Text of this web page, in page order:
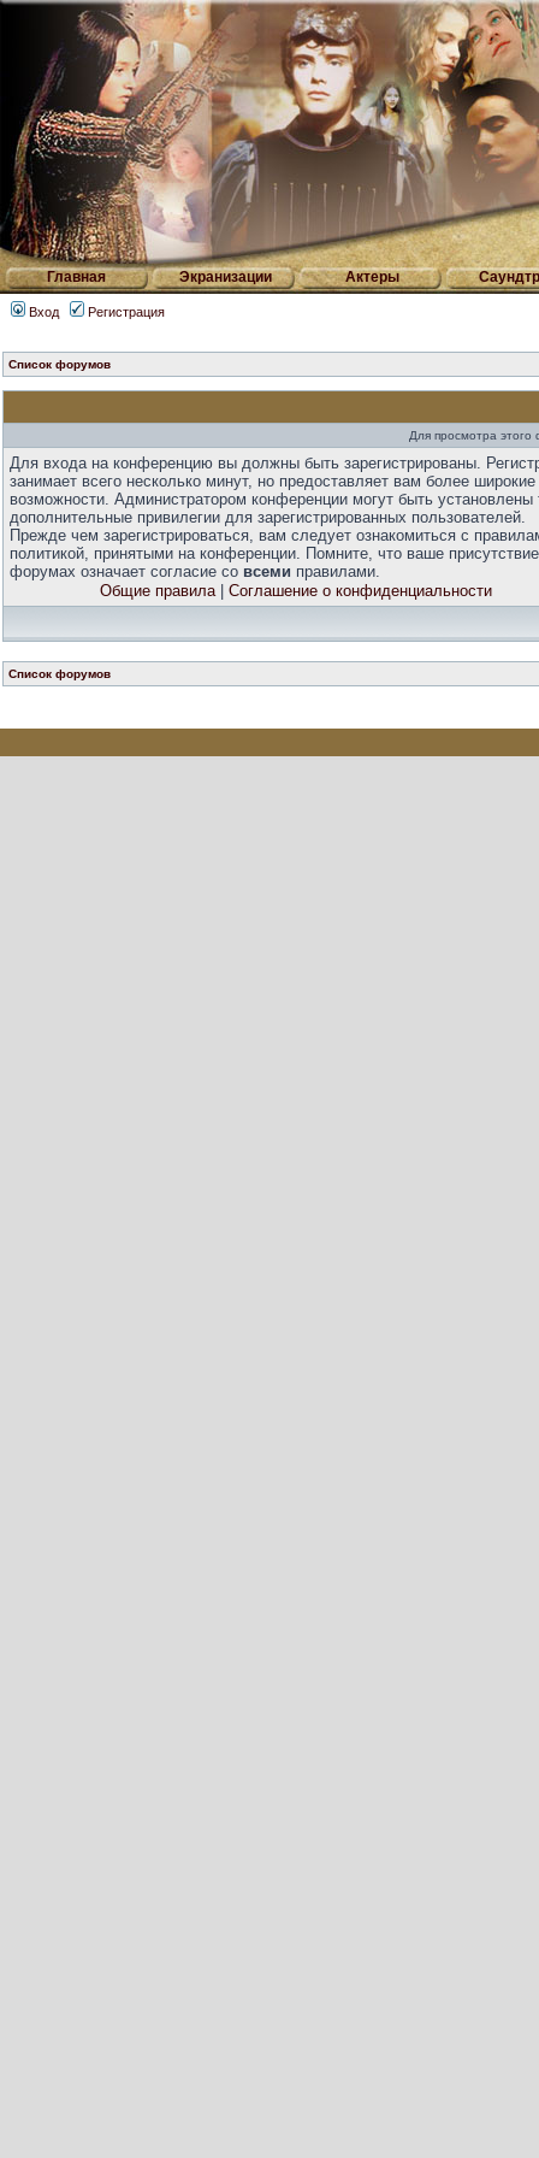
Главная Экранизации Актеры
Вход Регистрация
Список форумов
Для просмотра
Для входа на конференцию вы должны быть зарегистрированы.
занимает всего несколько минут, но предоставляет вам более широкие
возможности. Администратором конференции могут быть установлены
дополнительные привилегии для зарегистрированных пользователей.
Прежде чем зарегистрироваться, вам следует ознакомиться с
политикой, принятыми на конференции. Помните, что ваше
форумах означает согласие со всеми правилами.
Общие правила| Соглашение о конфиденциальности
Список форумов